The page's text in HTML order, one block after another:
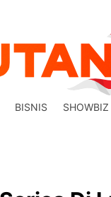
BISNIS SHOWBIZ